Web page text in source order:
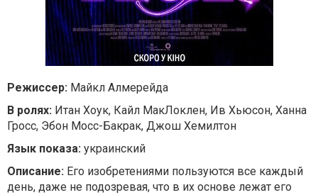
Режиссер: Майкл Алмерейда
В ролях: Итан Хоук, Кайл МакЛоклен, Ив Хьюсон, Ханна
Гросс, Эбон Мосс-Бакрак, Джош Хемилтон
Язык показа: украинский
Описание: Его изобретениями пользуются все каждый
день, даже не подозревая, что в их основе лежат его